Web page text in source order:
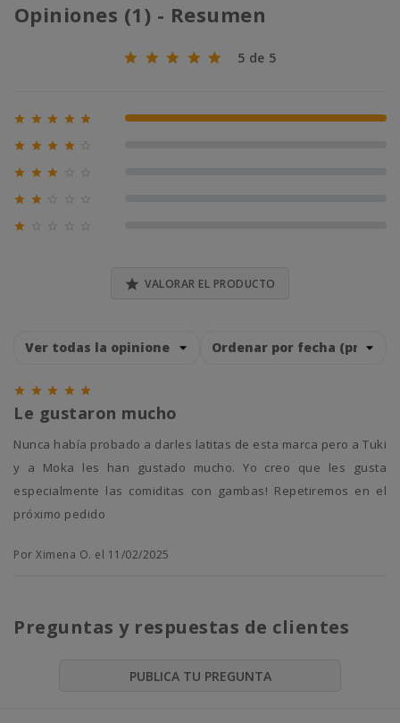
Opiniones (1) - Resumen
5 de 5
     100% (1)
   
  
 

 VALORAR EL PRODUCTO
    
Le gustaron mucho
Nunca había probado a darles latitas de esta marca pero a Tuki
y a Moka les han gustado mucho. Yo creo que les gusta
especialmente las comiditas con gambas! Repetiremos en el
próximo pedido
Por Ximena O. el 11/02/2025
Preguntas y respuestas de clientes
PUBLICA TU PREGUNTA